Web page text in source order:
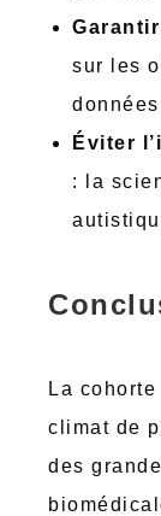
sur les
Éviter
: la
La
climat de
des